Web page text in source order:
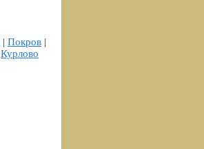
| Покров |
Курлово